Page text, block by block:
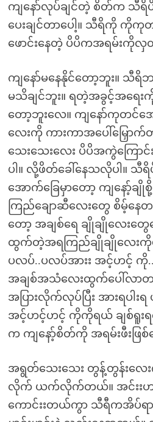
ကျနော်လုပ်ချင်တဲ့ စိတ်က သီ
ပေးချင်တာပေါ့။ သီရိကို ကို
ဖောင်းနေတဲ့ ပိပိကအရမ်းကိုလှ
ကျနော်မနေနိုင်တော့ဘူး။ သီရိ
မသိချင်ဘူး။ ရတဲ့အခွင့်အရေ
တော့ဘူးလေ။ ကျနော်ကုတင်အ
လေးကို ကားကာအပေါ်မြှေ
သေးသေးလေး ပိပိအကွဲကြေ
ပါ။ လို့ဖိတ်ခေါ်နေသလိုပါ။ သီ
အောက်ခြေမှာတော့ ကျနော့်ချို
ကြည်ချောဆီလေးတွေ စိမ့်နေ
တော့ အချစ်ရေ ချိုချိုလေးတွေ
ထွက်တဲ့အရကြည်ချိုချိုလေ
ပလပ်..ပလပ်အားး အင့်ဟင့် ကို
အချစ်အသံလေးထွက်ပေါ်လာတ
အပြားလိုက်လုပ်ပြီး အားရပ
အင့်ဟင့်ဟင့် ကိုကိုရယ် ချစ်ရူ
က ကျနော့်စိတ်ကို အရမ်းဖီးဖြ
အရွတ်သေးသေး တွန့်တွန်းလေး
လိုက် ယက်လိုက်တယ်။ အင်းးဟင်
ကောင်းးတယ်ကွာ သီရီကအိပ်ရ